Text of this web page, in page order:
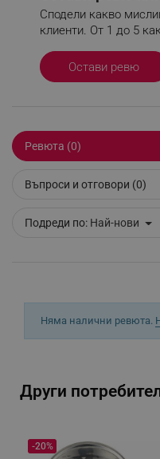
Сподели какво
клиенти. От 1 до 5
Остави ревю
Ревюта (0)
Въпроси и отговори (0)
Подреди по: Най-нови
Няма налични ревюта.
Други
-20%
_sgf_npq